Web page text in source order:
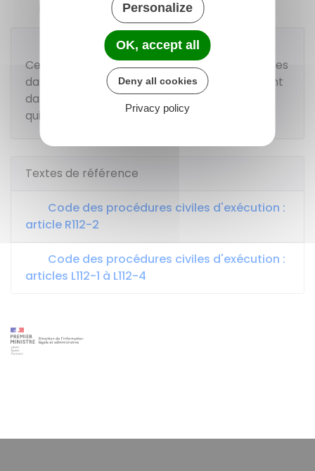
Cependant, ces biens peuvent être saisissables
dans certains cas, notamment s'ils se trouvent
dans un lieu différent de celui où, la personne
qui est saisie, vit ou travaille habituellement.
Textes de référence
Code des procédures civiles d'exécution :
article R112-2
Code des procédures civiles d'exécution :
articles L112-1 à L112-4
Personalize
OK, accept all
Deny all cookies
Privacy policy